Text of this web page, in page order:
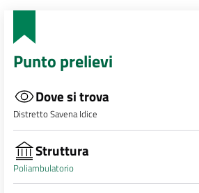
Punto prelievi
Dove si trova
Distretto Savena Idice
Struttura
Poliambulatorio